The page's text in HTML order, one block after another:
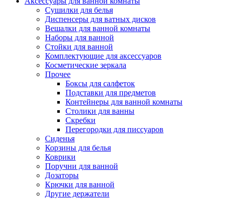
Сушилки для белья
Диспенсеры для ватных дисков
Вешалки для ванной комнаты
Наборы для ванной
Стойки для ванной
Комплектующие для аксессуаров
Косметические зеркала
Прочее
Боксы для салфеток
Подставки для предметов
Контейнеры для ванной комнаты
Столики для ванны
Скребки
Перегородки для писсуаров
Сиденья
Корзины для белья
Коврики
Поручни для ванной
Дозаторы
Крючки для ванной
Другие держатели